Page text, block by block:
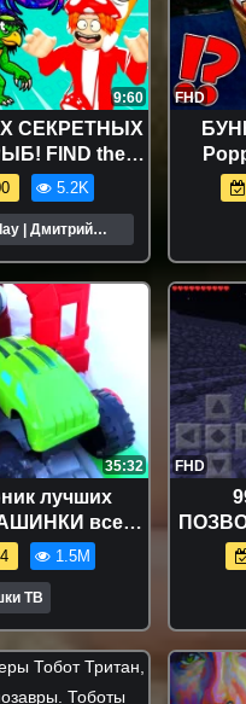
9:60
СЕКРЕТНЫХ
FIND the
5.2K
| Дмитрий
FHD
35:32
лучших
все
для
ТВ
1.5M
ТВ
FHD